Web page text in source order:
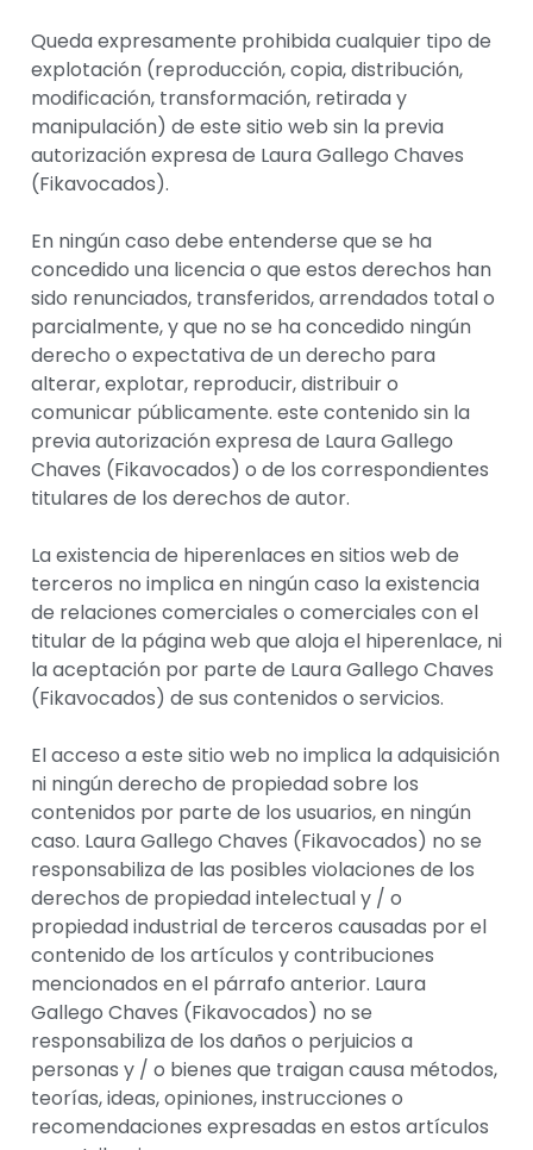
Queda expresamente prohibida cualquier tipo de
explotación (reproducción, copia, distribución,
modificación, transformación, retirada y
manipulación) de este sitio web sin la previa
autorización expresa de Laura Gallego Chaves
(Fikavocados).
En ningún caso debe entenderse que se ha
concedido una licencia o que estos derechos han
sido renunciados, transferidos, arrendados total o
parcialmente, y que no se ha concedido ningún
derecho o expectativa de un derecho para
alterar, explotar, reproducir, distribuir o
comunicar públicamente. este contenido sin la
previa autorización expresa de Laura Gallego
Chaves (Fikavocados) o de los correspondientes
titulares de los derechos de autor.
La existencia de hiperenlaces en sitios web de
terceros no implica en ningún caso la existencia
de relaciones comerciales o comerciales con el
titular de la página web que aloja el hiperenlace, ni
la aceptación por parte de Laura Gallego Chaves
(Fikavocados) de sus contenidos o servicios.
El acceso a este sitio web no implica la adquisición
ni ningún derecho de propiedad sobre los
contenidos por parte de los usuarios, en ningún
caso. Laura Gallego Chaves (Fikavocados) no se
responsabiliza de las posibles violaciones de los
derechos de propiedad intelectual y / o
propiedad industrial de terceros causadas por el
contenido de los artículos y contribuciones
mencionados en el párrafo anterior. Laura
Gallego Chaves (Fikavocados) no se
responsabiliza de los daños o perjuicios a
personas y / o bienes que traigan causa métodos,
teorías, ideas, opiniones, instrucciones o
recomendaciones expresadas en estos artículos